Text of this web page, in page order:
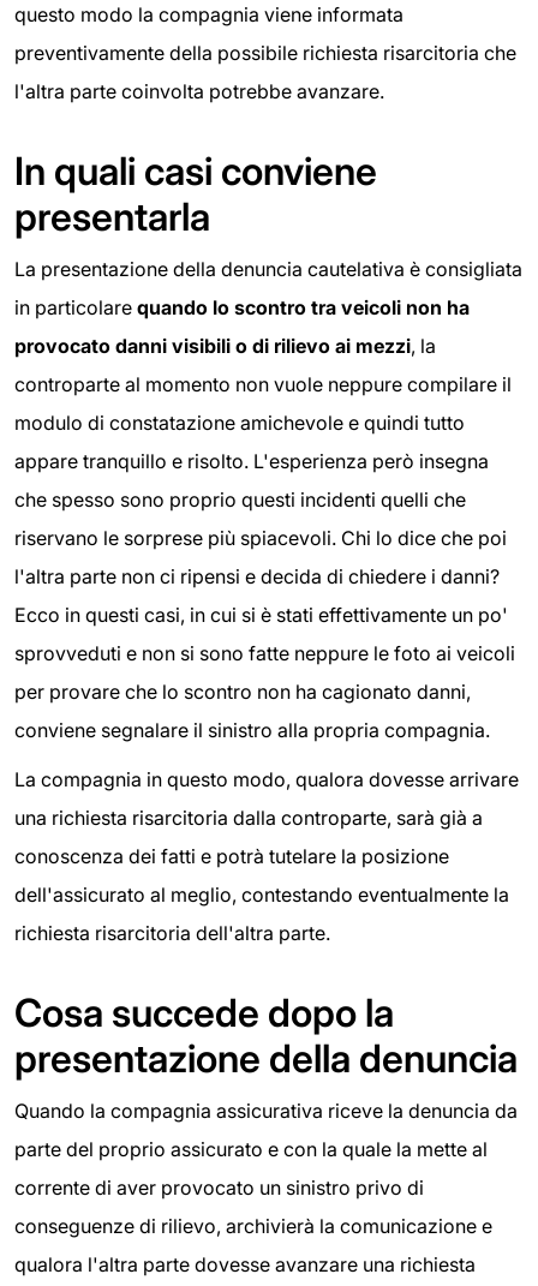
questo modo la compagnia viene informata
preventivamente della possibile richiesta risarcitoria che
l'altra parte coinvolta potrebbe avanzare.
In quali casi conviene
presentarla
La presentazione della denuncia cautelativa è consigliata
in particolare quando lo scontro tra veicoli non ha
provocato danni visibili o di rilievo ai mezzi, la
controparte al momento non vuole neppure compilare il
modulo di constatazione amichevole e quindi tutto
appare tranquillo e risolto. L'esperienza però insegna
che spesso sono proprio questi incidenti quelli che
riservano le sorprese più spiacevoli. Chi lo dice che poi
l'altra parte non ci ripensi e decida di chiedere i danni?
Ecco in questi casi, in cui si è stati effettivamente un po'
sprovveduti e non si sono fatte neppure le foto ai veicoli
per provare che lo scontro non ha cagionato danni,
conviene segnalare il sinistro alla propria compagnia.
La compagnia in questo modo, qualora dovesse arrivare
una richiesta risarcitoria dalla controparte, sarà già a
conoscenza dei fatti e potrà tutelare la posizione
dell'assicurato al meglio, contestando eventualmente la
richiesta risarcitoria dell'altra parte.
Cosa succede dopo la
presentazione della denuncia
Quando la compagnia assicurativa riceve la denuncia da
parte del proprio assicurato e con la quale la mette al
corrente di aver provocato un sinistro privo di
conseguenze di rilievo, archivierà la comunicazione e
qualora l'altra parte dovesse avanzare una richiesta